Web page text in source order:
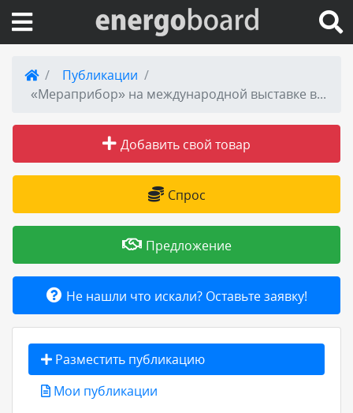
Вход на сайт
Публикации
Товары и услуги
Добавить товар или услугу
Публикации
«Мераприбор» на международной выставке водоснабжения и водоотведения VODEXPO 2026
Добавить свой товар
Спрос
Предложение
Не нашли что искали? Оставьте заявку!
Разместить публикацию
Мои публикации